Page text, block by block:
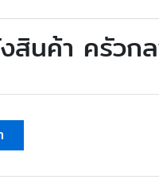
สินค้า ครัวก